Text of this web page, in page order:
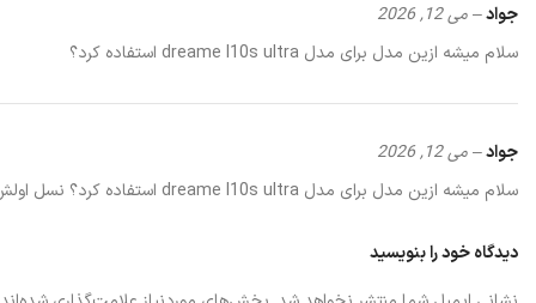
جواد–می 12, 2026
سلام میشه ازین مدل برای مدل dreame l10s ultra استفاده کرد؟
جواد–می 12, 2026
سلام میشه ازین مدل برای مدل dreame l10s ultra استفاده کرد؟ نسل اولش منظورمه
دیدگاه خود را بنویسید